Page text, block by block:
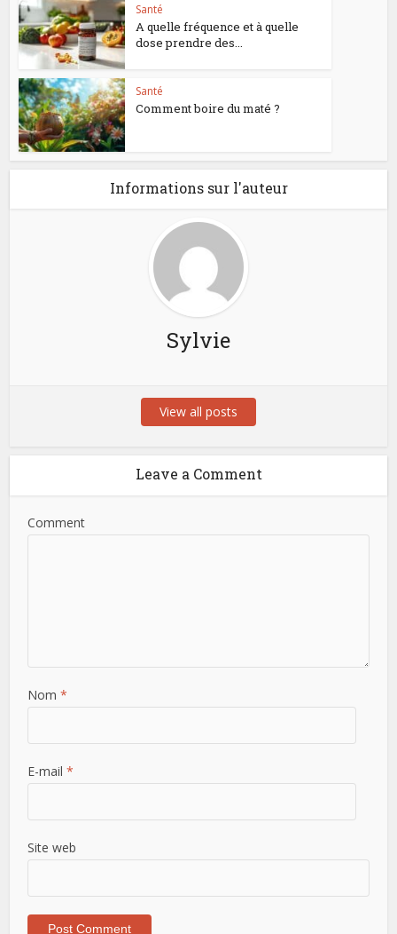
Santé
A quelle fréquence et à quelle
dose prendre des...
Santé
Comment boire du maté ?
Informations sur l'auteur
Sylvie
View all posts
Leave a Comment
Comment
Nom*
E-mail*
Site web